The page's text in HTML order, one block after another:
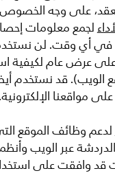
على وجه
لجمع معلومات
في أي وقت. لن
عرض عام لكيفية
الويب). قد
مواقعنا
لدعم وظائف الموقع
عبر الويب
وافقت على